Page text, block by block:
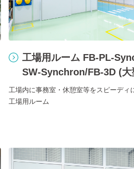
工場用ルーム FB-PL-
SW-Synchron/FB-3D (大
工場内に事務室・休憩室等をスピーディ
工場用ルーム